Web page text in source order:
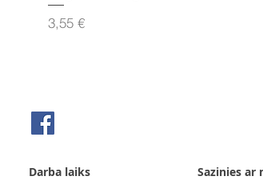
Cena
3,55 €
Darba laiks Sazinies ar